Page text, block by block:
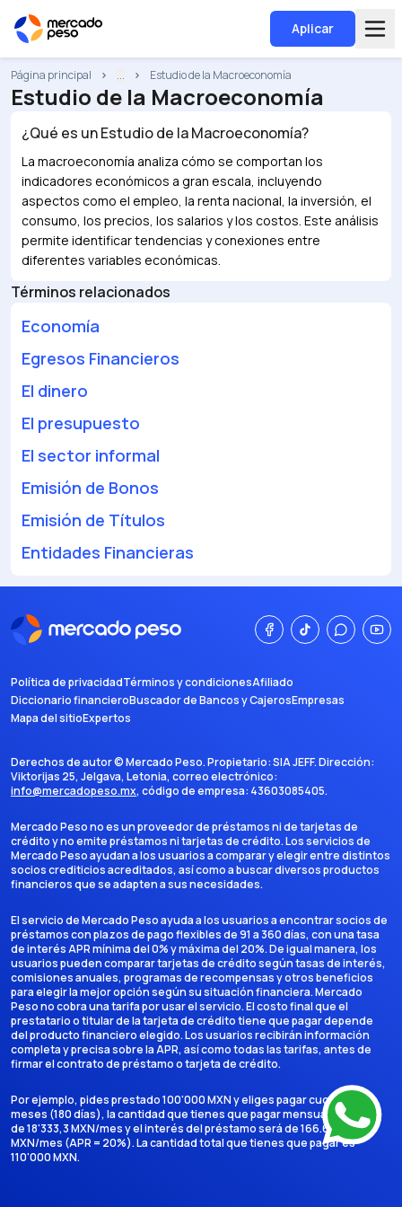
Aplicar
Página principal ... Estudio de la Macroeconomía
Estudio de la Macroeconomía
¿Qué es unEstudio de la Macroeconomía?
La macroeconomía analiza cómo se comportan los
indicadores económicos a gran escala, incluyendo
aspectos como el empleo, la renta nacional, la inversión, el
consumo, los precios, los salarios y los costos. Este análisis
permite identificar tendencias y conexiones entre
diferentes variables económicas.
Términos relacionados
Economía
Egresos Financieros
El dinero
El presupuesto
El sector informal
Emisión de Bonos
Emisión de Títulos
Entidades Financieras
Política de privacidadTérminos y condicionesAfiliado
Diccionario financieroBuscador de Bancos y CajerosEmpresas
Mapa del sitioExpertos
Derechos de autor ©Mercado Peso. Propietario:SIA JEFF. Dirección:
Viktorijas 25, Jelgava, Letonia, correo electrónico:
info@mercadopeso.mx, código de empresa: 43603085405.
Mercado Peso no es un proveedor de préstamos ni de tarjetas de
crédito y no emite préstamos ni tarjetas de crédito. Los servicios de
Mercado Peso ayudan a los usuarios a comparar y elegir entre distintos
socios crediticios acreditados, así como a buscar diversos productos
financieros que se adapten a sus necesidades.
El servicio de Mercado Peso ayuda a los usuarios a encontrar socios de
préstamos con plazos de pago flexibles de 91 a 360 días, con una tasa
de interés APR mínima del 0% y máxima del 20%. De igual manera, los
usuarios pueden comparar tarjetas de crédito según tasas de interés,
comisiones anuales, programas de recompensas y otros beneficios
para elegir la mejor opción según su situación financiera. Mercado
Peso no cobra una tarifa por usar el servicio. El costo final que el
prestatario o titular de la tarjeta de crédito tiene que pagar depende
del producto financiero elegido. Los usuarios recibirán información
completa y precisa sobre la APR, así como todas las tarifas, antes de
firmar el contrato de préstamo o tarjeta de crédito.
Por ejemplo, pides prestado 100'000 MXN y eliges pagar cuotas en 6
meses (180 días), la cantidad que tienes que pagar mensualmente es
de 18'333,3 MXN/mes y el interés del préstamo será de 166.666,7
MXN/mes (APR = 20%). La cantidad total que tienes que pagar es
110'000 MXN.